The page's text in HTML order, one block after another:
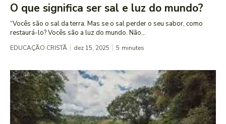
O que significa ser sal e luz do mundo?
“Vocês são o sal da terra. Mas se o sal perder o seu sabor, como
restaurá-lo? Vocês são a luz do mundo. Não...
EDUCAÇÃO CRISTÃ dez 15, 2025 5 minutes